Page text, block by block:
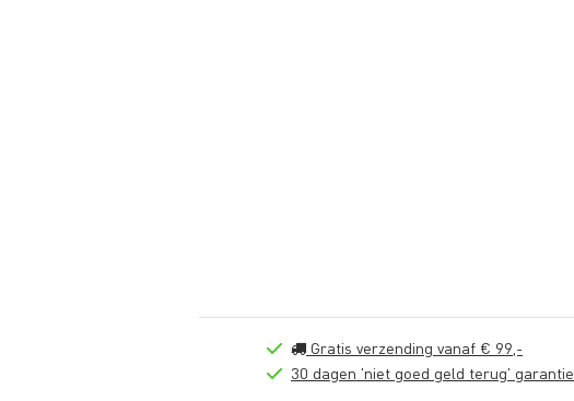
Gratis verzending vanaf € 99,-
30 dagen 'niet goed geld terug' garantie